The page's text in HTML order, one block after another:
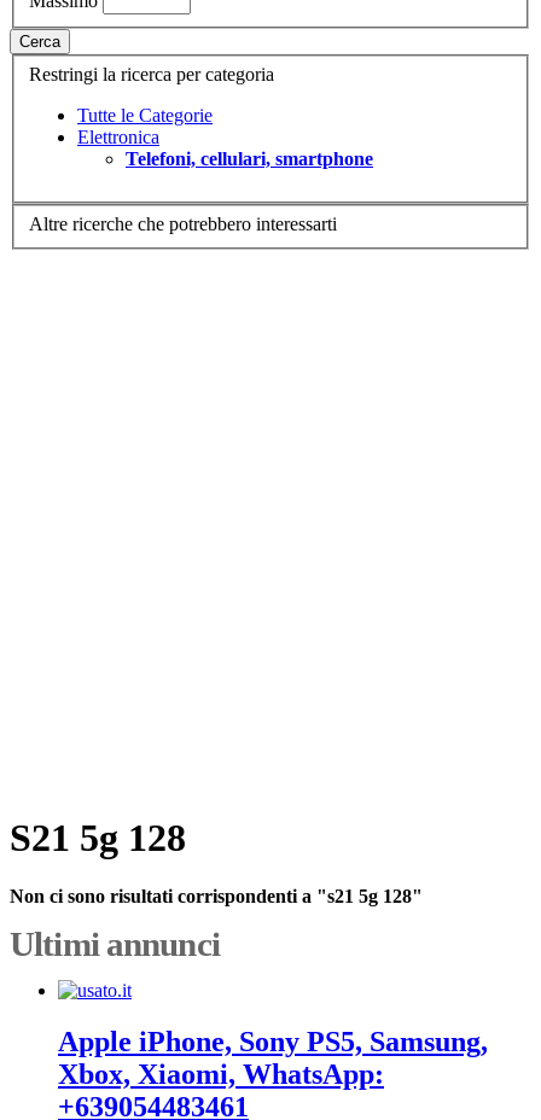
Cerca
Restringi la ricerca per categoria
Tutte le Categorie
Elettronica
Telefoni, cellulari, smartphone
Altre ricerche che potrebbero interessarti
S21 5g 128
Non ci sono risultati corrispondenti a "s21 5g 128"
Ultimi annunci
Apple iPhone, Sony PS5, Samsung,
Xbox, Xiaomi, WhatsApp:
+639054483461